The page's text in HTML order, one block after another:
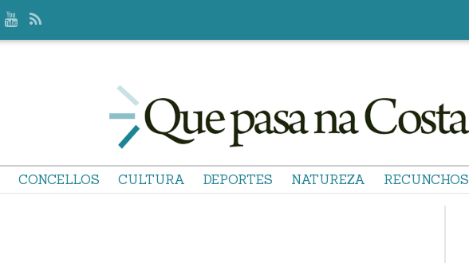
CONCELLOS CULTURA DEPORTES NATUREZA RECUNCHOS